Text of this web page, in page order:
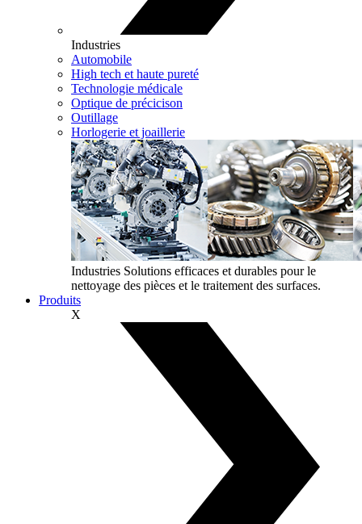
Industries
Automobile
High tech et haute pureté
Technologie médicale
Optique de précicison
Outillage
Horlogerie et joaillerie
Industries Solutions efficaces et durables pour le
nettoyage des pièces et le traitement des surfaces.
Produits
X